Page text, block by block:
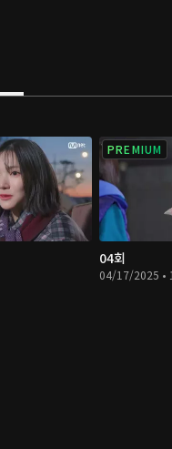
PREMIUM
04회
04/17/2025 •